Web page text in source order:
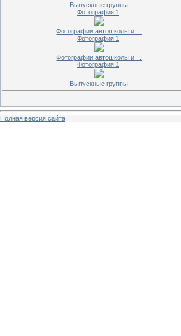
Выпускные группы
Фотография 1
Фотографии автошколы и ...
Фотография 1
Фотографии автошколы и ...
Фотография 1
Выпускные группы
Полная версия сайта